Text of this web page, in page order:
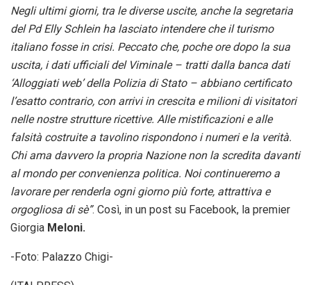
Negli ultimi giorni, tra le diverse uscite, anche la segretaria
del Pd Elly Schlein ha lasciato intendere che il turismo
italiano fosse in crisi. Peccato che, poche ore dopo la sua
uscita, i dati ufficiali del Viminale – tratti dalla banca dati
‘Alloggiati web’ della Polizia di Stato – abbiano certificato
l’esatto contrario, con arrivi in crescita e milioni di visitatori
nelle nostre strutture ricettive. Alle mistificazioni e alle
falsità costruite a tavolino rispondono i numeri e la verità.
Chi ama davvero la propria Nazione non la scredita davanti
al mondo per convenienza politica. Noi continueremo a
lavorare per renderla ogni giorno più forte, attrattiva e
orgogliosa di sè”. Così, in un post su Facebook, la premier
Giorgia Meloni.
-Foto: Palazzo Chigi-